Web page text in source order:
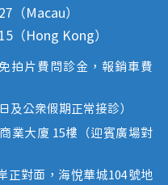
（Macau）
（Hong Kong）
拍片費問診金，報銷車費
及公眾假期正常接診）
業大廈 15樓（迎賓廣場對
正對面，海悅華城104號地